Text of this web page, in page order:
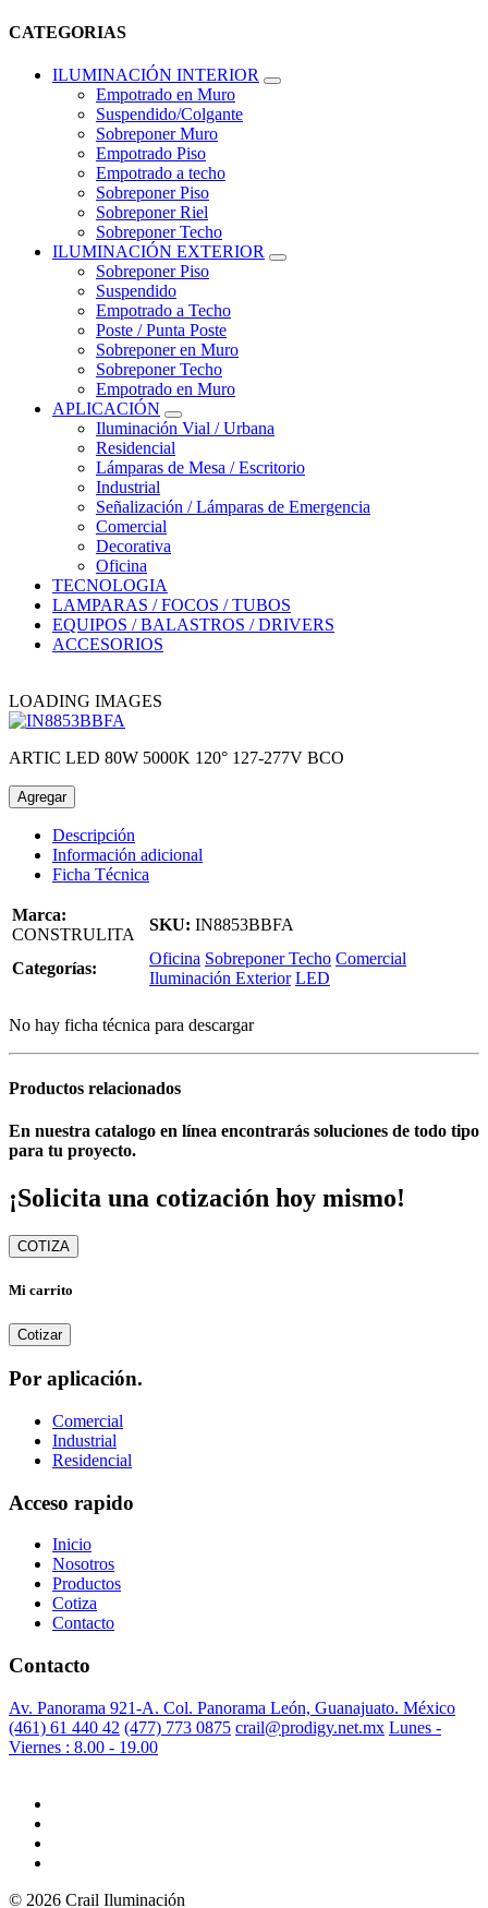
CATEGORIAS
ILUMINACIÓN INTERIOR
Empotrado en Muro
Suspendido/Colgante
Sobreponer Muro
Empotrado Piso
Empotrado a techo
Sobreponer Piso
Sobreponer Riel
Sobreponer Techo
ILUMINACIÓN EXTERIOR
Sobreponer Piso
Suspendido
Empotrado a Techo
Poste / Punta Poste
Sobreponer en Muro
Sobreponer Techo
Empotrado en Muro
APLICACIÓN
Iluminación Vial / Urbana
Residencial
Lámparas de Mesa / Escritorio
Industrial
Señalización / Lámparas de Emergencia
Comercial
Decorativa
Oficina
TECNOLOGIA
LAMPARAS / FOCOS / TUBOS
EQUIPOS / BALASTROS / DRIVERS
ACCESORIOS
LOADING IMAGES
ARTIC LED 80W 5000K 120° 127-277V BCO
Agregar
Descripción
Información adicional
Ficha Técnica
Marca:
CONSTRULITA
SKU: IN8853BBFA
Categorías:
Oficina Sobreponer Techo Comercial
Iluminación Exterior LED
No hay ficha técnica para descargar
Productos relacionados
En nuestra catalogo en línea encontrarás soluciones de todo tipo
para tu proyecto.
¡Solicita una cotización hoy mismo!
COTIZA
Mi carrito
Cotizar
Por aplicación.
Comercial
Industrial
Residencial
Acceso rapido
Inicio
Nosotros
Productos
Cotiza
Contacto
Contacto
Av. Panorama 921-A. Col. Panorama León, Guanajuato. México
(461) 61 440 42 (477) 773 0875 crail@prodigy.net.mx Lunes -
Viernes : 8.00 - 19.00
© 2026 Crail Iluminación